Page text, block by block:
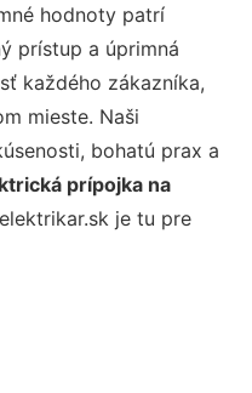
hodnoty patrí
prístup a úprimná
každého zákazníka,
mieste. Naši
bohatú prax a
prípojka na
je tu pre